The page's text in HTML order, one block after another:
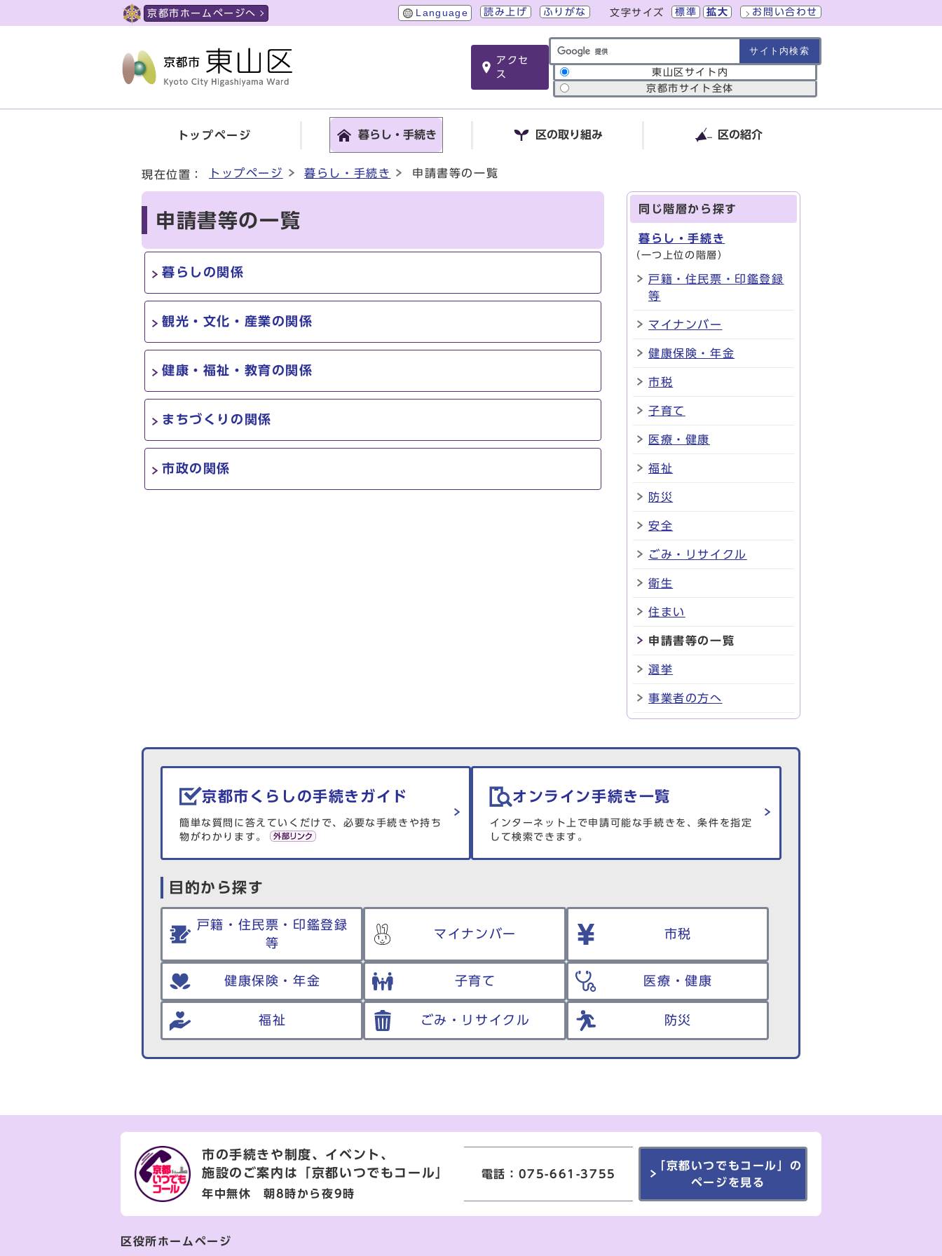
京都市ホームページへ Language 読み上げ ふりがな 文字サイズ 標準 拡大 お問い合わせ
アクセ
ス
サイト内検索の範囲 東山区サイト内
京都市サイト全体
トップページ 暮らし・手続き 区の取り組み 区の紹介
現在位置： トップページ 暮らし・手続き 申請書等の一覧
申請書等の一覧
暮らしの関係
観光・文化・産業の関係
健康・福祉・教育の関係
まちづくりの関係
市政の関係
同じ階層から探す
暮らし・手続き
（一つ上位の階層）
戸籍・住民票・印鑑登録
等
マイナンバー
健康保険・年金
市税
子育て
医療・健康
福祉
防災
安全
ごみ・リサイクル
衛生
住まい
申請書等の一覧
選挙
事業者の方へ
生活情報を探す
京都市くらしの手続きガイド
簡単な質問に答えていくだけで、必要な手続きや持ち
物がわかります。
オンライン手続き一覧
インターネット上で申請可能な手続きを、条件を指定
して検索できます。
目的から探す
戸籍・住民票・印鑑登録
等
マイナンバー 市税
健康保険・年金 子育て 医療・健康
福祉 ごみ・リサイクル 防災
市の手続きや制度、イベント、
施設のご案内は
「京都いつでもコール」
年中無休 朝8時から夜9時
電話：075-661-3755
「京都いつでもコール」の
ページを見る
区役所ホームページ